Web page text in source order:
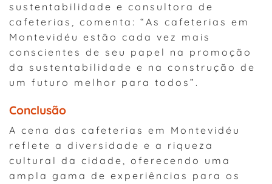
sustentabilidade e consultora de
cafeterias, comenta: “As cafeterias em
Montevidéu estão cada vez mais
conscientes de seu papel na promoção
da sustentabilidade e na construção de
um futuro melhor para todos”.
Conclusão
A cena das cafeterias em Montevidéu
reflete a diversidade e a riqueza
cultural da cidade, oferecendo uma
ampla gama de experiências para os